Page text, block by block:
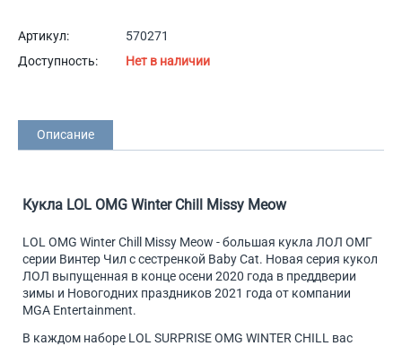
Артикул:
570271
Доступность:
Нет в наличии
Описание
Кукла LOL OMG Winter Chill Missy Meow
LOL OMG Winter Chill Missy Meow - большая кукла ЛОЛ ОМГ
серии Винтер Чил с сестренкой Baby Cat. Новая серия кукол
ЛОЛ выпущенная в конце осени 2020 года в преддверии
зимы и Новогодних праздников 2021 года от компании
MGA Entertainment.
В каждом наборе LOL SURPRISE OMG WINTER CHILL вас